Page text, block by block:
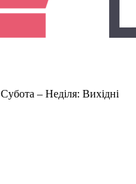
Субота – Неділя: Вихідні